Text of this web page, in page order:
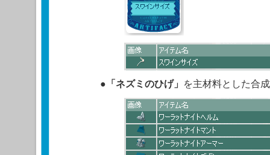
● 「ネズミのひげ」 を主材料とした合